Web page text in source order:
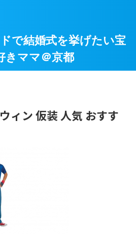
で結婚式を挙げたい宝
きママ＠京都
ィン 仮装 人気 おすす